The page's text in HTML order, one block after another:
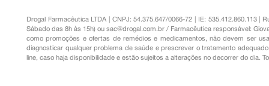
Drogal Farmacêutica LTDA | CNPJ: 54.375.647/0066-72 | IE: 535.412.860.113
Sábado das 8h às 15h) ousac@drogal.com.br / Farmacêutica responsável:
como promoções e ofertas de remédios e medicamentos, não devem ser
diagnosticar qualquer problema de saúde e prescrever o tratamento
line, caso haja disponibilidade e estão sujeitos a alterações no decorrer do dia.